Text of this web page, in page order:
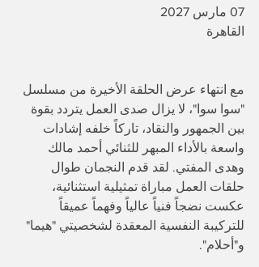
07 مارس 2027
القاهرة
مع انتهاء عرض الحلقة الأخيرة من مسلسل
"سوا سوا"، لا يزال صدى العمل يتردد بقوة
بين الجمهور والنقاد، تاركاً خلفه إشادات
واسعة بالأداء المبهر للثنائي أحمد مالك
وهدى المفتي. لقد قدم النجمان طوال
حلقات العمل مباراة تمثيلية استثنائية،
عكست نضجاً فنياً عالياً وفهماً عميقاً
للتركيبة النفسية المعقدة لشخصيتي "هيما"
و"أحلام".